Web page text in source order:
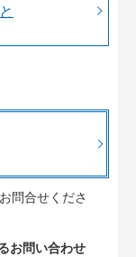
問合せくださ
お問い合わせ